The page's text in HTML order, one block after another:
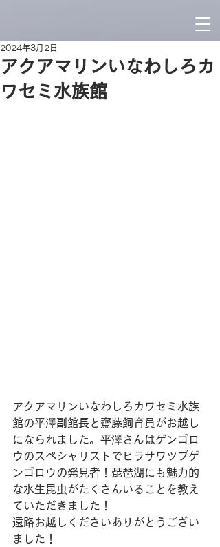
アクアマリンいなわしろカ
ワセミ水族館
2024年3月2日
アクアマリンいなわしろカワセミ水族
館の平澤副館長と齋藤飼育員がお越し
になられました。平澤さんはゲンゴロ
ウのスペシャリストでヒラサワツブゲ
ンゴロウの発見者！琵琶湖にも魅力的
な水生昆虫がたくさんいることを教え
ていただきました！
遠路お越しくださいありがとうござい
ました！